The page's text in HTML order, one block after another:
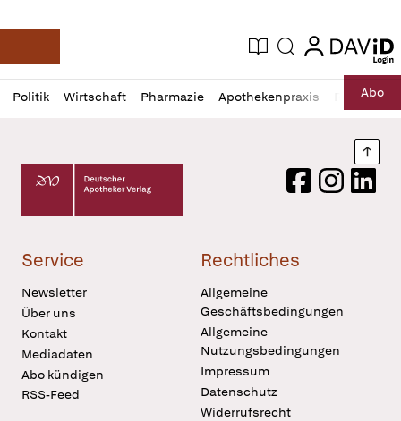
Deutsche Apotheker Zeitung
Aktuelle Ausgabe
Suche login
login
Politik Wirtschaft Pharmazie Apothekenpraxis RechtAbo
Profil
öffnen
Daz
Pur
Deutscher Apotheker Verlag Logo
FacebookInstagram
Service
Newsletter
Über uns
Kontakt
Mediadaten
Abo kündigen
RSS-Feed
Rechtliches
Allgemeine
Geschäftsbedingungen
Allgemeine
Nutzungsbedingungen
Impressum
Datenschutz
Widerrufsrecht